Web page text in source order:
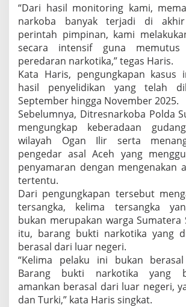
“Dari hasil monitoring kami,
narkoba banyak terjadi di
perintah pimpinan, kami
secara intensif guna
peredaran narkotika,” tegas Haris.
Kata Haris, pengungkapan kasus
hasil penyelidikan yang telah
September hingga November 2025.
Sebelumnya, Ditresnarkoba Polda
mengungkap keberadaan
wilayah Ogan Ilir serta
pengedar asal Aceh yang
penyamaran dengan mengenakan
tertentu.
Dari pengungkapan tersebut
tersangka, kelima tersangka
bukan merupakan warga Sumatera
itu, barang bukti narkotika yang
berasal dari luar negeri.
“Kelima pelaku ini bukan
Barang bukti narkotika yang
amankan berasal dari luar negeri,
dan Turki,” kata Haris singkat.